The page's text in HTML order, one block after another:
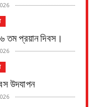
তম প্রয়ান দিবস।
উদযাপন